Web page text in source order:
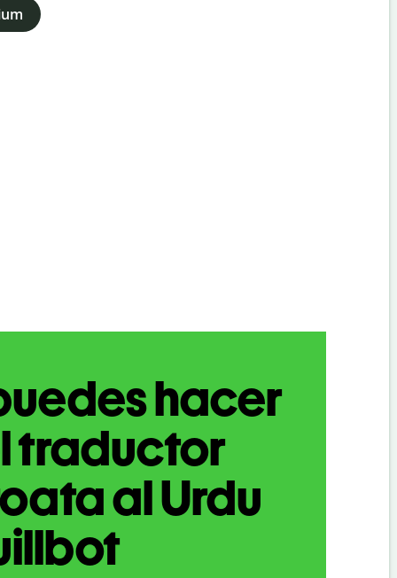
hacer
traductor
al Urdu